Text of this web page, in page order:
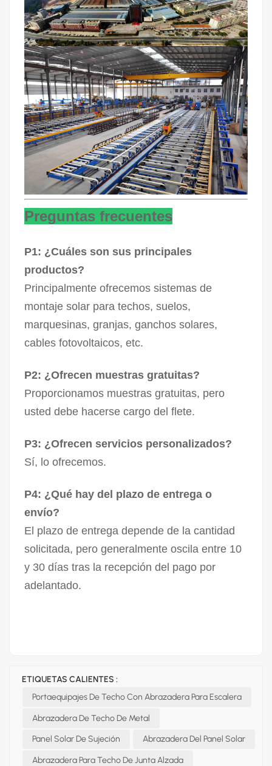
Preguntas frecuentes
P1: ¿Cuáles son sus principales
productos?
Principalmente ofrecemos sistemas de
montaje solar para techos, suelos,
marquesinas, granjas, ganchos solares,
cables fotovoltaicos, etc.
P2: ¿Ofrecen muestras gratuitas?
Proporcionamos muestras gratuitas, pero
usted debe hacerse cargo del flete.
P3: ¿Ofrecen servicios personalizados?
Sí, lo ofrecemos.
P4: ¿Qué hay del plazo de entrega o
envío?
El plazo de entrega depende de la cantidad
solicitada, pero generalmente oscila entre 10
y 30 días tras la recepción del pago por
adelantado.
ETIQUETAS CALIENTES :
Portaequipajes De Techo Con Abrazadera Para Escalera
Abrazadera De Techo De Metal
Panel Solar De Sujeción Abrazadera Del Panel Solar
Abrazadera Para Techo De Junta Alzada